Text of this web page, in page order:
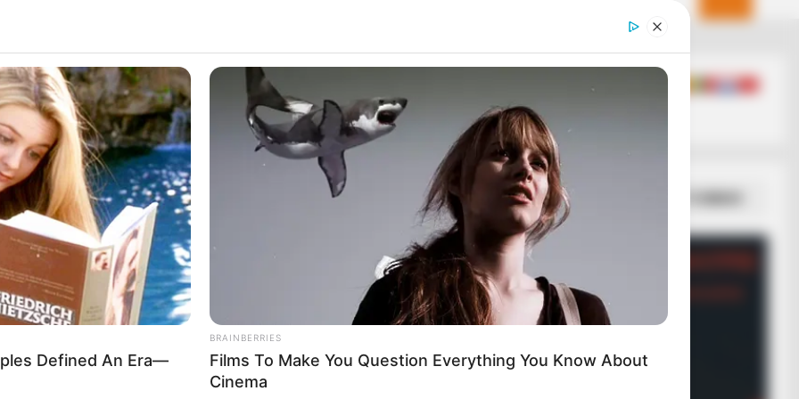
ΣΠΑΜΕ ΤΟ ΜΑΤΡΙΞ – ΤΟ ΒΙΒΛΙΟ
Defined An Era—
BRAINBERRIES
Films To Make You Question Everything You Know About
Cinema